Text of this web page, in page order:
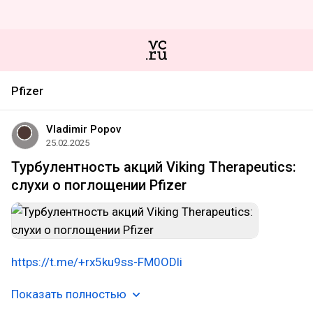
Pfizer
Vladimir Popov
25.02.2025
Турбулентность акций Viking Therapeutics:
слухи о поглощении Pfizer
https://t.me/+rx5ku9ss-FM0ODli
Показать полностью